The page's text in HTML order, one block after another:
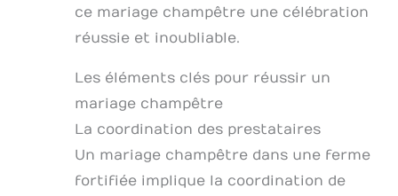
ce mariage champêtre une célébration
réussie et inoubliable.
Les éléments clés pour réussir un
mariage champêtre
La coordination des prestataires
Un mariage champêtre dans une ferme
fortifiée implique la coordination de